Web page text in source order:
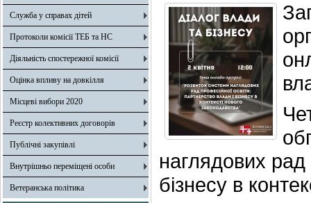
Служба у справах дітей
Протоколи комісії ТЕБ та НС
Діяльність спостережної комісії
Оцінка впливу на довкілля
Місцеві вибори 2020
Реєстр колективних договорів
Публічні закупівлі
Внутрішньо переміщені особи
Ветеранська політика
наглядових рад
бізнесу в